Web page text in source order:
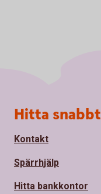
Sidfot
Hitta snabbt
Kontakt
Spärrhjälp
Hitta bankkontor